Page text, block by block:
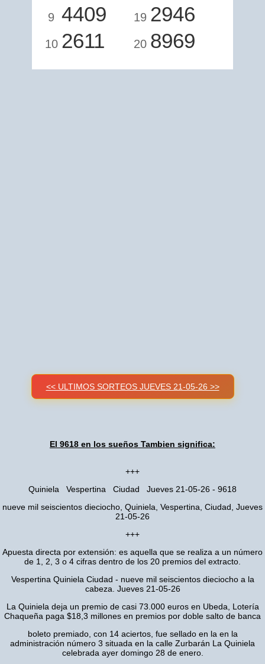
9 4409
10 2611
19 2946
20 8969
<< ULTIMOS SORTEOS JUEVES 21-05-26 >>
El 9618 en los sueños Tambien significa:
+++
Quiniela Vespertina Ciudad Jueves 21-05-26 - 9618
nueve mil seiscientos dieciocho, Quiniela, Vespertina, Ciudad, Jueves
21-05-26
+++
Apuesta directa por extensión: es aquella que se realiza a un número
de 1, 2, 3 o 4 cifras dentro de los 20 premios del extracto.
Vespertina Quiniela Ciudad - nueve mil seiscientos dieciocho a la
cabeza. Jueves 21-05-26
La Quiniela deja un premio de casi 73.000 euros en Ubeda, Lotería
Chaqueña paga $18,3 millones en premios por doble salto de banca
boleto premiado, con 14 aciertos, fue sellado en la en la
administración número 3 situada en la calle Zurbarán La Quiniela
celebrada ayer domingo 28 de enero.